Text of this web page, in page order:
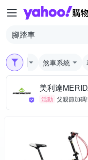
顏色 煞車系統
美利達
活動 父親節加碼